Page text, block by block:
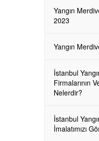
Yangın
2023
Yangın
İstanbul
Firmalarının
Nelerdir?
İstanbul
İmalatımızı